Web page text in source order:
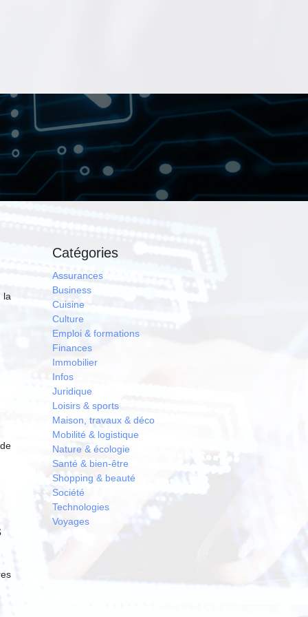
la
Catégories
Assurances
Business
Cuisine
Culture
Emploi & formations
Finances
Immobilier
Infos
Juridique
Loisirs & sports
Maison, travaux & déco
Mobilité & logistique
Nature & écologie
Santé & bien-être
Shopping & beauté
Société
Technologies
Voyages